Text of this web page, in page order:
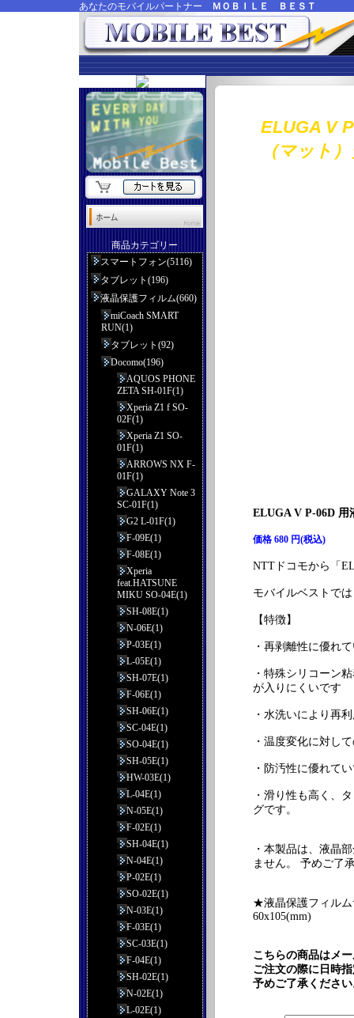
あなたのモバイルパートナー ＭＯＢＩＬＥ ＢＥＳＴ
ELUGA V
（マット
ELUGA V P-06D
価格 680 円(税込)
NTTドコモから「
モバイルベストで
【特徴】
・再剥離性に優れ
・特殊シリコーン
が入りにくいです
・水洗いにより再
・温度変化に対し
・防汚性に優れて
・滑り性も高く、
グです。
・本製品は、液晶
ません。 予めご了
★液晶保護フィルム
60x105(mm)
こちらの商品はメ
ご注文の際に日時
予めご了承ください
商品カテゴリー
スマートフォン(5116)
タブレット(196)
液晶保護フィルム(660)
miCoach SMART
RUN(1)
タブレット(92)
Docomo(196)
AQUOS PHONE
ZETA SH-01F(1)
Xperia Z1 f SO-
02F(1)
Xperia Z1 SO-
01F(1)
ARROWS NX F-
01F(1)
GALAXY Note 3
SC-01F(1)
G2 L-01F(1)
F-09E(1)
F-08E(1)
Xperia
feat.HATSUNE
MIKU SO-04E(1)
SH-08E(1)
N-06E(1)
P-03E(1)
L-05E(1)
SH-07E(1)
F-06E(1)
SH-06E(1)
SC-04E(1)
SO-04E(1)
SH-05E(1)
HW-03E(1)
L-04E(1)
N-05E(1)
F-02E(1)
SH-04E(1)
N-04E(1)
P-02E(1)
SO-02E(1)
N-03E(1)
F-03E(1)
SC-03E(1)
F-04E(1)
SH-02E(1)
N-02E(1)
L-02E(1)